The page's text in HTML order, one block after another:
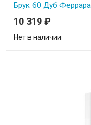
Брук 60 Дуб Феррара
10 319 ₽
Нет в наличии